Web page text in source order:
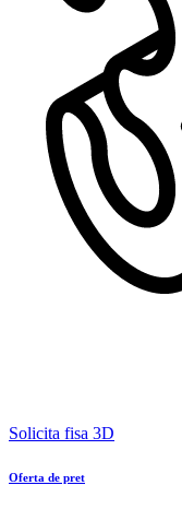
Solicita fisa 3D
Oferta de pret